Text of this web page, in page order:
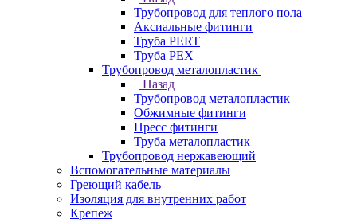
Трубопровод для теплого пола
Аксиальные фитинги
Труба PERT
Труба PEX
Трубопровод металопластик
Назад
Трубопровод металопластик
Обжимные фитинги
Пресс фитинги
Труба металопластик
Трубопровод нержавеющий
Вспомогательные материалы
Греющий кабель
Изоляция для внутренних работ
Крепеж